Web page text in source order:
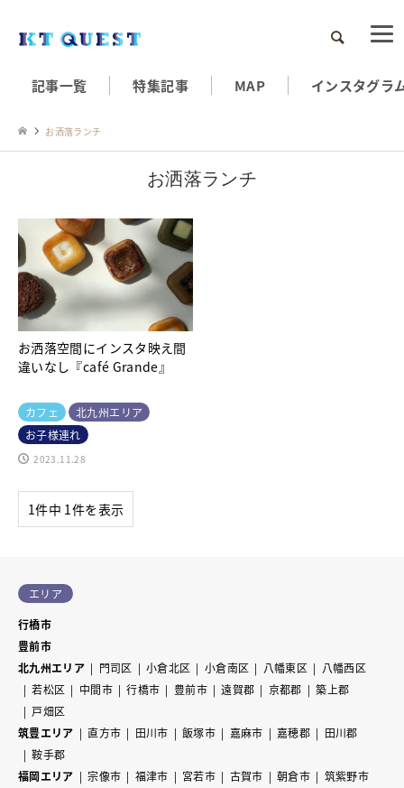
検索
記事一覧 特集記事 MAP インスタグラ
お洒落ランチ
お洒落ランチ
お洒落空間にインスタ映え間
違いなし『café Grande』
カフェ
北九州エリア
お子様連れ
2023.11.28
1件中 1件を表示
エリア
行橋市
豊前市
北九州エリア
門司区 小倉北区 小倉南区 八幡東区
八幡西区
若松区
中間市 行橋市 豊前市 遠賀郡 京都郡
築上郡
戸畑区
筑豊エリア
直方市 田川市 飯塚市 嘉麻市 嘉穂郡
田川郡
鞍手郡
福岡エリア
宗像市 福津市 宮若市 古賀市 朝倉市
筑紫野市